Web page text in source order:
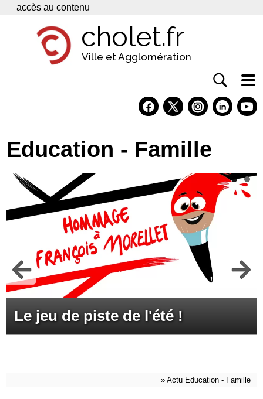
Panneau de gestion des cookies
accès au contenu
cholet.fr
Ville et Agglomération
Economie
Services
Contacts
Education - Famille
Le jeu de piste de l'été !
» Actu Education - Famille